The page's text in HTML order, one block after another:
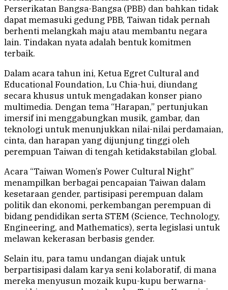
Perserikatan Bangsa-Bangsa (PBB) dan bahkan tidak
dapat memasuki gedung PBB, Taiwan tidak pernah
berhenti melangkah maju atau membantu negara
lain. Tindakan nyata adalah bentuk komitmen
terbaik.
Dalam acara tahun ini, Ketua Egret Cultural and
Educational Foundation, Lu Chia-hui, diundang
secara khusus untuk mengadakan konser piano
multimedia. Dengan tema “Harapan,” pertunjukan
imersif ini menggabungkan musik, gambar, dan
teknologi untuk menunjukkan nilai-nilai perdamaian,
cinta, dan harapan yang dijunjung tinggi oleh
perempuan Taiwan di tengah ketidakstabilan global.
Acara “Taiwan Women’s Power Cultural Night”
menampilkan berbagai pencapaian Taiwan dalam
kesetaraan gender, partisipasi perempuan dalam
politik dan ekonomi, perkembangan perempuan di
bidang pendidikan serta STEM (Science, Technology,
Engineering, and Mathematics), serta legislasi untuk
melawan kekerasan berbasis gender.
Selain itu, para tamu undangan diajak untuk
berpartisipasi dalam karya seni kolaboratif, di mana
mereka menyusun mozaik kupu-kupu berwarna-